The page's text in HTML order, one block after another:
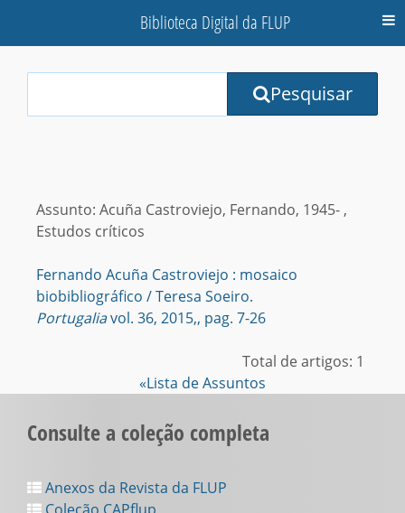
Biblioteca Digital da FLUP
Terms:
Pesquisar
Assunto: Acuña Castroviejo, Fernando, 1945- ,
Estudos críticos
Fernando Acuña Castroviejo : mosaico
biobibliográfico / Teresa Soeiro.
Portugaliavol. 36, 2015,, pag. 7-26
Total de artigos: 1
«Lista de Assuntos
Consulte a coleção completa
Anexos da Revista da FLUP